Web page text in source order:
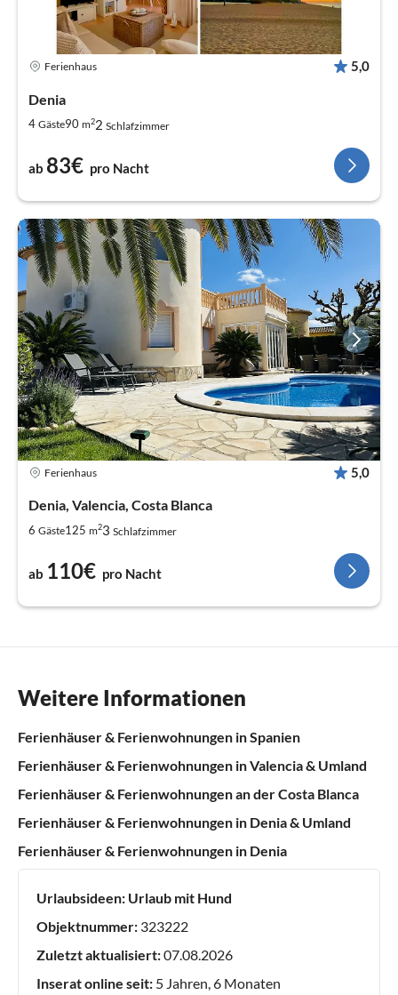
Ferienhaus 5,0
Denia
4 Gäste90 m22 Schlafzimmer
ab 83€ pro Nacht
Ferienhaus 5,0
Denia, Valencia, Costa Blanca
6 Gäste125 m23 Schlafzimmer
ab 110€ pro Nacht
Weitere Informationen
Ferienhäuser & Ferienwohnungen in Spanien
Ferienhäuser & Ferienwohnungen in Valencia & Umland
Ferienhäuser & Ferienwohnungen an der Costa Blanca
Ferienhäuser & Ferienwohnungen in Denia & Umland
Ferienhäuser & Ferienwohnungen in Denia
Urlaubsideen: Urlaub mit Hund
Objektnummer: 323222
Zuletzt aktualisiert:07.08.2026
Inserat online seit: 5 Jahren, 6 Monaten